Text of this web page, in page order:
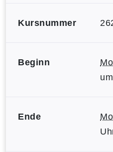
Kursnummer
Beginn
Ende